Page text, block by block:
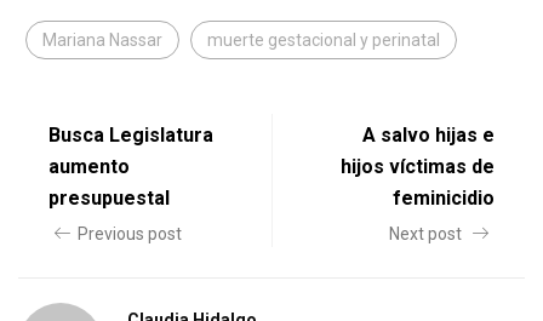
Mariana Nassar muerte gestacional y perinatal
Busca Legislatura
aumento
presupuestal
Previous post
A salvo hijas e
hijos víctimas de
feminicidio
Next post